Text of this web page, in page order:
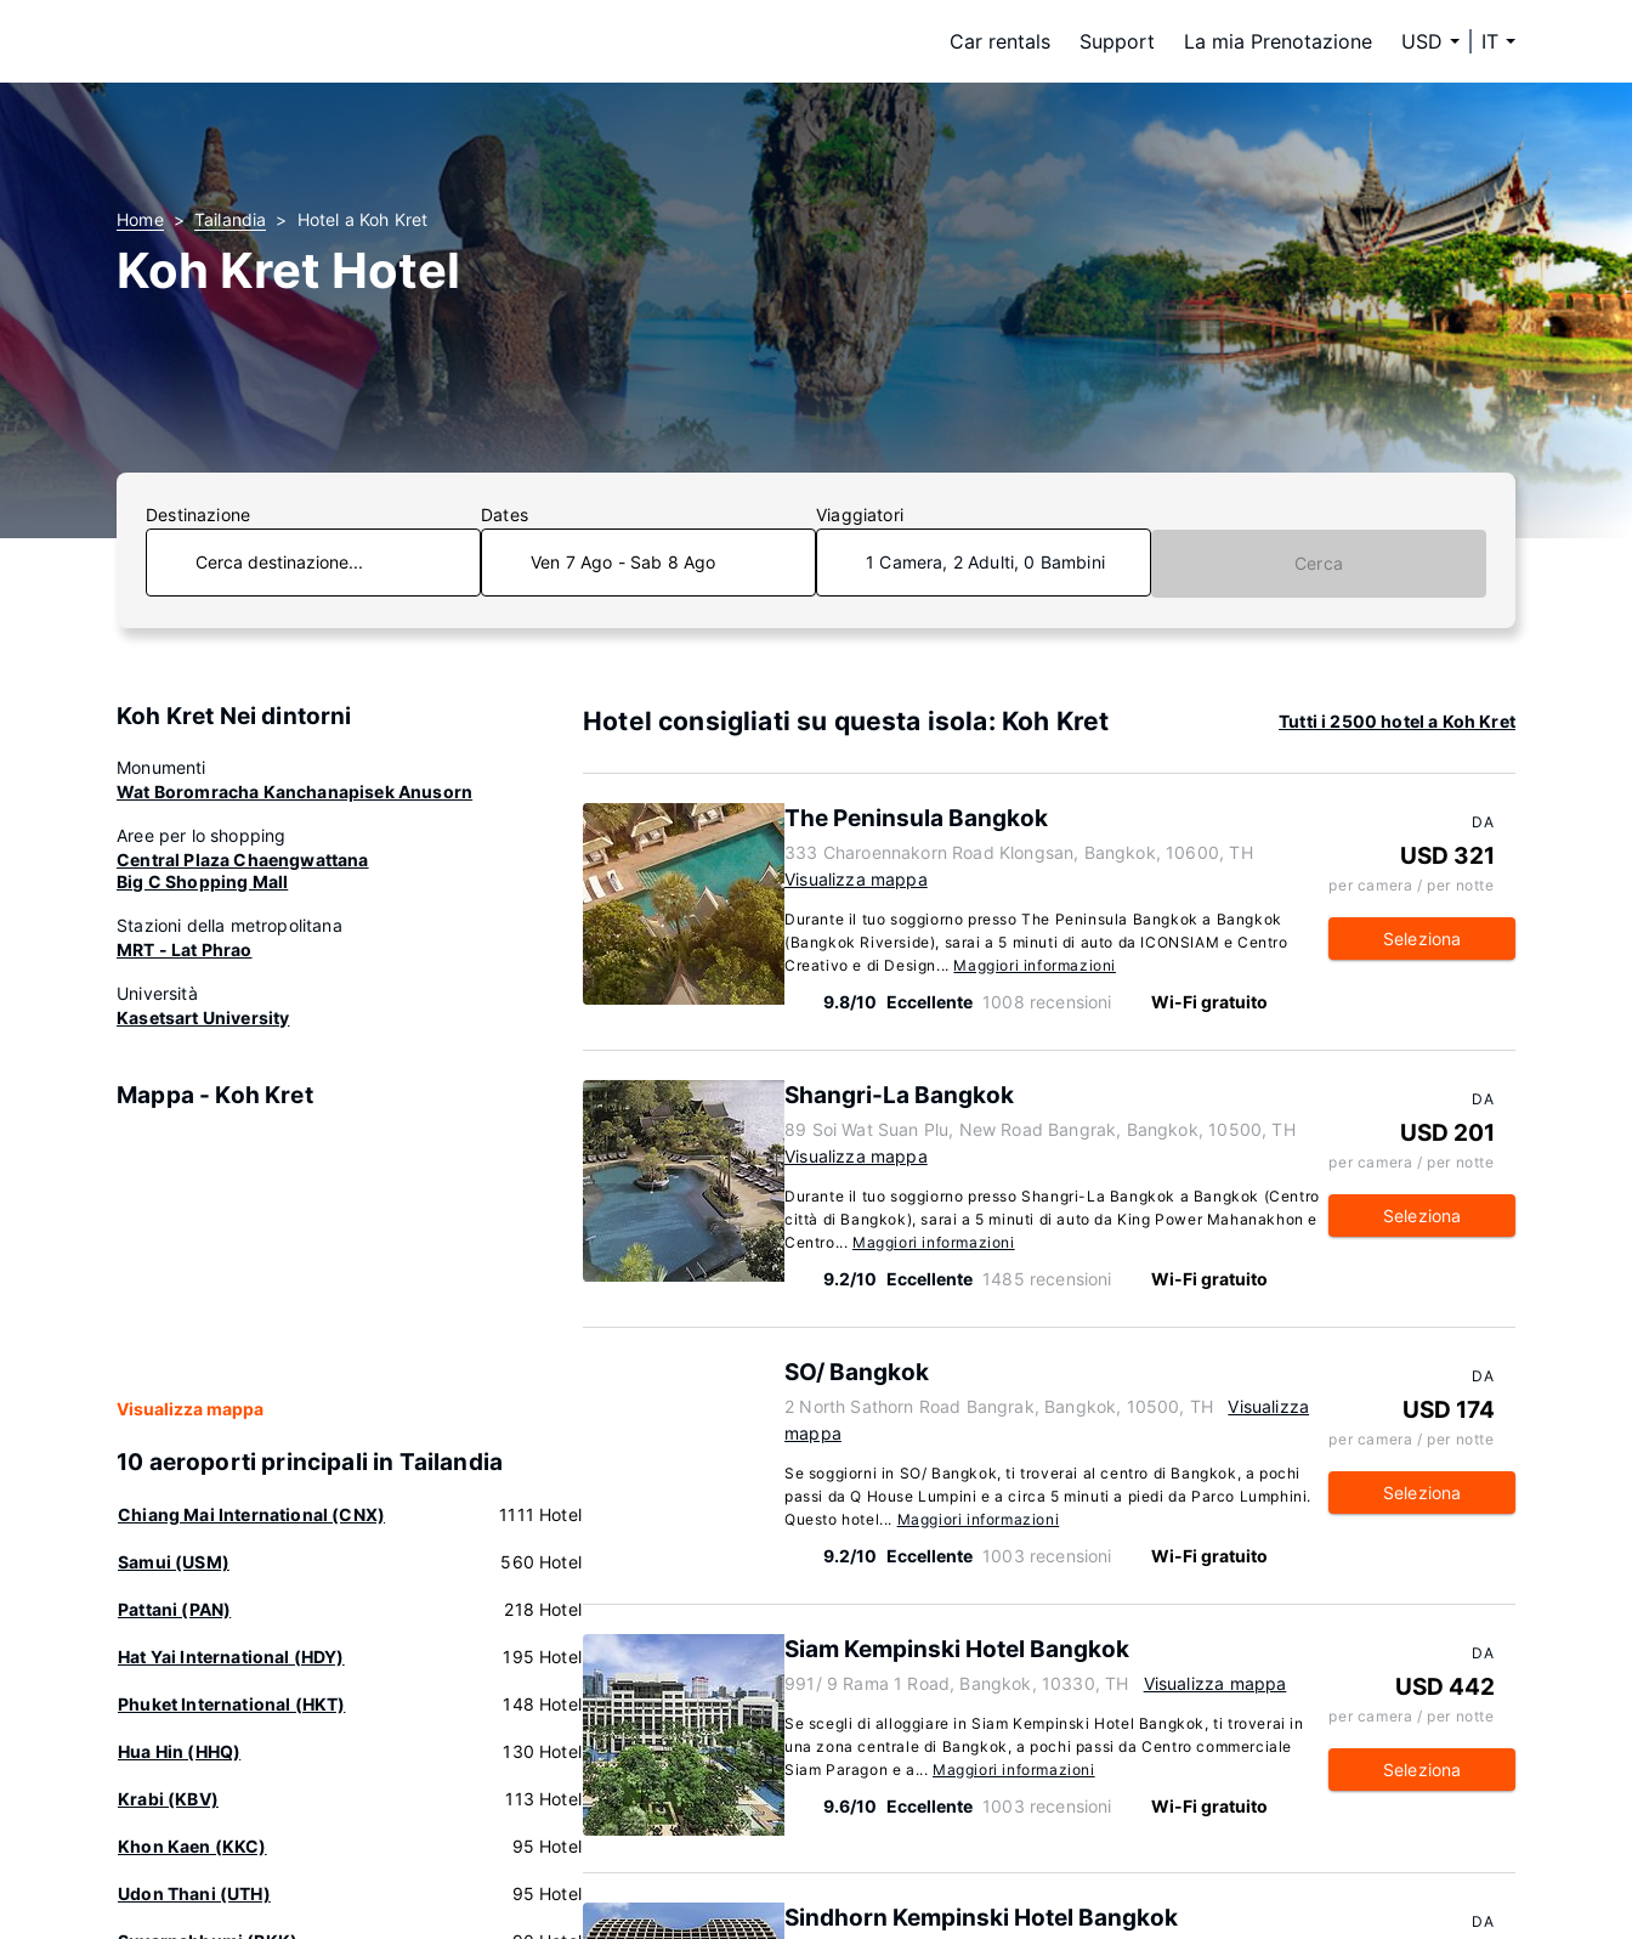
Car rentals Support La mia Prenotazione USD IT
Home Tailandia Hotel a Koh Kret
Koh Kret Hotel
Destinazione Dates
Ven 7 Ago - Sab 8 Ago
Viaggiatori
1 Camera, 2 Adulti, 0 Bambini Cerca
Koh Kret Nei dintorni
Monumenti
Wat Boromracha Kanchanapisek Anusorn
Aree per lo shopping
Central Plaza Chaengwattana
Big C Shopping Mall
Stazioni della metropolitana
MRT - Lat Phrao
Università
Kasetsart University
Mappa - Koh Kret
Visualizza mappa
10 aeroporti principali in Tailandia
Chiang Mai International (CNX) 1111 Hotel
Samui (USM) 560 Hotel
Pattani (PAN) 218 Hotel
Hat Yai International (HDY) 195 Hotel
Phuket International (HKT) 148 Hotel
Hua Hin (HHQ) 130 Hotel
Krabi (KBV) 113 Hotel
Khon Kaen (KKC) 95 Hotel
Udon Thani (UTH) 95 Hotel
Hotel consigliati su questa isola: Koh Kret Tutti i 2500 hotel a Koh Kret
The Peninsula Bangkok
333 Charoennakorn Road Klongsan, Bangkok, 10600, TH
Visualizza mappa
Durante il tuo soggiorno presso The Peninsula Bangkok a Bangkok
(Bangkok Riverside), sarai a 5 minuti di auto da ICONSIAM e Centro
Creativo e di Design... Maggiori informazioni
9.8/10 Eccellente 1008 recensioni Wi-Fi gratuito
DA
USD 321
per camera / per notte
Seleziona
Shangri-La Bangkok
89 Soi Wat Suan Plu, New Road Bangrak, Bangkok, 10500, TH
Visualizza mappa
Durante il tuo soggiorno presso Shangri-La Bangkok a Bangkok (Centro
città di Bangkok), sarai a 5 minuti di auto da King Power Mahanakhon e
Centro... Maggiori informazioni
9.2/10 Eccellente 1485 recensioni Wi-Fi gratuito
DA
USD 201
per camera / per notte
Seleziona
SO/ Bangkok
2 North Sathorn Road Bangrak, Bangkok, 10500, TH
Visualizza
mappa
Se soggiorni in SO/ Bangkok, ti troverai al centro di Bangkok, a pochi
passi da Q House Lumpini e a circa 5 minuti a piedi da Parco Lumphini.
Questo hotel... Maggiori informazioni
9.2/10 Eccellente 1003 recensioni Wi-Fi gratuito
DA
USD 174
per camera / per notte
Seleziona
Siam Kempinski Hotel Bangkok
991/ 9 Rama 1 Road, Bangkok, 10330, TH Visualizza mappa
Se scegli di alloggiare in Siam Kempinski Hotel Bangkok, ti troverai in
una zona centrale di Bangkok, a pochi passi da Centro commerciale
Siam Paragon e a... Maggiori informazioni
9.6/10 Eccellente 1003 recensioni Wi-Fi gratuito
DA
USD 442
per camera / per notte
Seleziona
Sindhorn Kempinski Hotel Bangkok DA